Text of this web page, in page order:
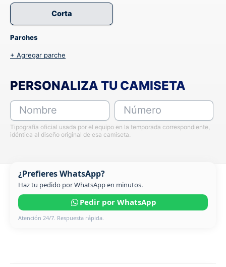
Corta
Parches
+ Agregar parche
PERSONALIZA TU CAMISETA
Nombre Número
Tipografía oficial usada por el equipo en la temporada correspondiente,
idéntica al diseño original de esa camiseta.
¿Prefieres WhatsApp?
Haz tu pedido por WhatsApp en minutos.
Pedir por WhatsApp
Atención 24/7. Respuesta rápida.